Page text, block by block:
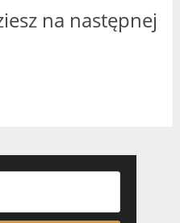
na następnej